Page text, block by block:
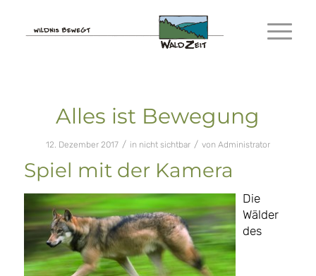
Alles ist Bewegung
12. Dezember 2017 / in nicht sichtbar / von Administrator
Spiel mit der Kamera
Die
Wälder
des